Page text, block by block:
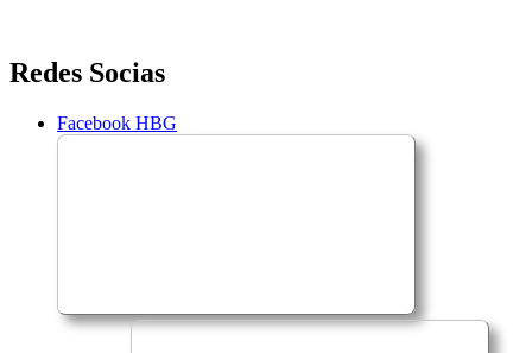
Saltar
para
conteúdo
Redes Socias
Facebook HBG